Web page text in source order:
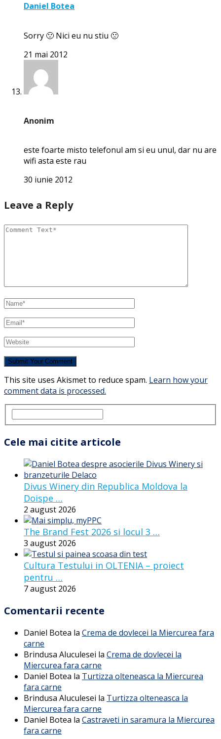
Daniel Botea
Sorry 🙁 Nici eu nu stiu 🙁
21 mai 2012
Anonim
este foarte misto telefonul am si eu unul, dar nu are
wifi asta este rau
30 iunie 2012
Leave a Reply
This site uses Akismet to reduce spam. Learn how your
comment data is processed.
Cele mai citite articole
Divus Winery din Republica Moldova la
Doispe …
2 august 2026
The Brand Fest 2026 si locul 3 …
3 august 2026
Cultura Testului in OLTENIA – proiect
pentru …
7 august 2026
Comentarii recente
Daniel Botea la Crema de dovlecei la Miercurea fara
carne
Brindusa Aluculesei la Crema de dovlecei la
Miercurea fara carne
Daniel Botea la Turtizza olteneasca la Miercurea
fara carne
Brindusa Aluculesei la Turtizza olteneasca la
Miercurea fara carne
Daniel Botea la Castraveti in saramura la Miercurea
fara carne